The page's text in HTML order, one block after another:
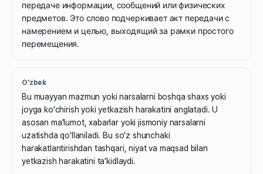
передаче информации, сообщений или физических
предметов. Это слово подчеркивает акт передачи с
намерением и целью, выходящий за рамки простого
перемещения.
O'zbek
Bu muayyan mazmun yoki narsalarni boshqa shaxs yoki
joyga ko'chirish yoki yetkazish harakatini anglatadi. U
asosan ma'lumot, xabarlar yoki jismoniy narsalarni
uzatishda qo'llaniladi. Bu so'z shunchaki
harakatlantirishdan tashqari, niyat va maqsad bilan
yetkazish harakatini ta'kidlaydi.